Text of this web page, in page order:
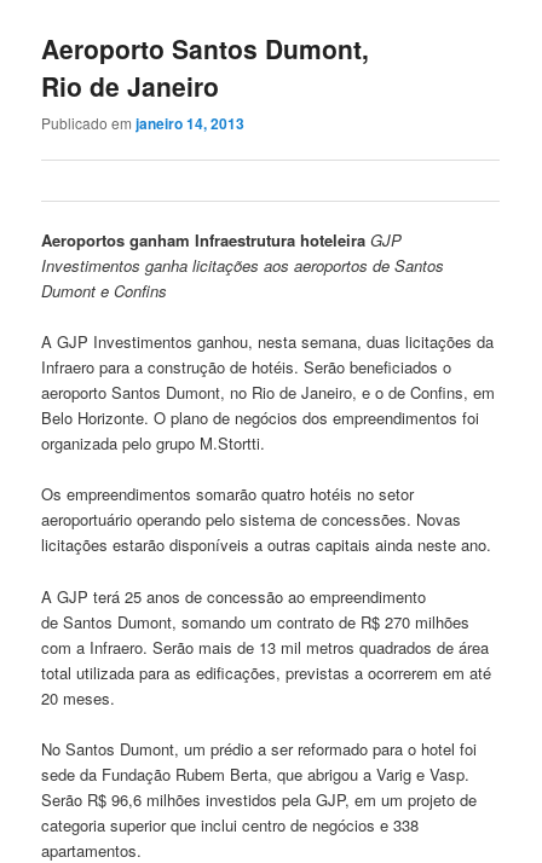
Aeroporto Santos Dumont,
Rio de Janeiro
Publicado emjaneiro 14, 2013
Aeroportos ganham Infraestrutura hoteleiraGJP
Investimentos ganha licitações aos aeroportos de Santos
Dumont e Confins
A GJP Investimentos ganhou, nesta semana, duas licitações da
Infraero para a construção de hotéis. Serão beneficiados o
aeroporto Santos Dumont, no Rio de Janeiro, e o de Confins, em
Belo Horizonte. O plano de negócios dos empreendimentos foi
organizada pelo grupo M.Stortti.
Os empreendimentos somarão quatro hotéis no setor
aeroportuário operando pelo sistema de concessões. Novas
licitações estarão disponíveis a outras capitais ainda neste ano.
A GJP terá 25 anos de concessão ao empreendimento
de Santos Dumont, somando um contrato de R$ 270 milhões
com a Infraero. Serão mais de 13 mil metros quadrados de área
total utilizada para as edificações, previstas a ocorrerem em até
20 meses.
No Santos Dumont, um prédio a ser reformado para o hotel foi
sede da Fundação Rubem Berta, que abrigou a Varig e Vasp.
Serão R$ 96,6 milhões investidos pela GJP, em um projeto de
categoria superior que inclui centro de negócios e 338
apartamentos.